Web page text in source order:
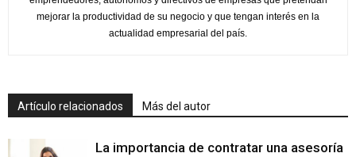
mejorar la productividad de su negocio y que tengan interés en la
actualidad empresarial del país.
Artículo relacionados Más del autor
La importancia de contratar una asesoría